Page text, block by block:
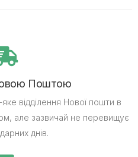
Поштою
відділення Нової пошти в
але зазвичай не перевищує
днів.